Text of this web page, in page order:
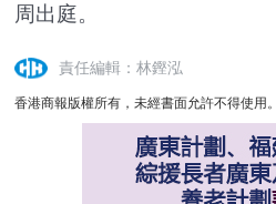
周出庭。
責任編輯：林鏗泓
香港商報版權所有，未經書面允許不得使用。